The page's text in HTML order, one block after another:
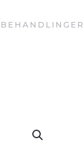
BEHANDLINGER